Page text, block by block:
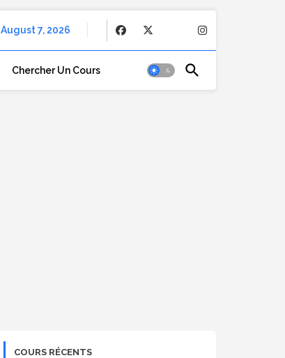
August 7, 2026
Chercher Un Cours
COURS RÉCENTS